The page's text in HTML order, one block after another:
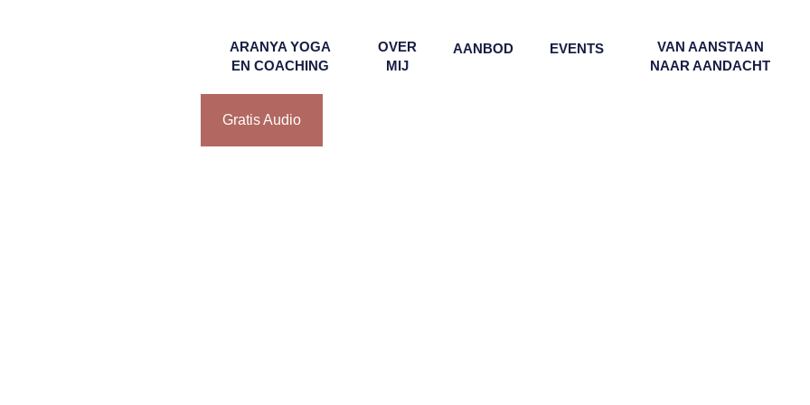
ARANYA YOGA
EN COACHING
OVER
MIJ
AANBOD EVENTS
VAN AANSTAAN
NAAR AANDACHT
Gratis Audio